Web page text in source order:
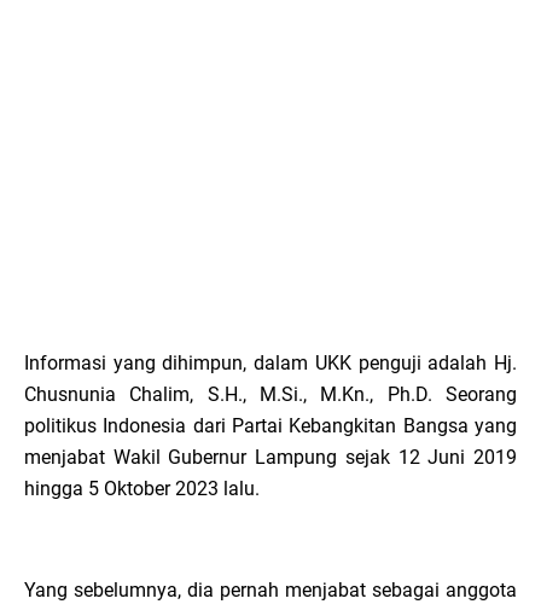
Informasi yang dihimpun, dalam UKK penguji adalah Hj.
Chusnunia Chalim, S.H., M.Si., M.Kn., Ph.D. Seorang
politikus Indonesia dari Partai Kebangkitan Bangsa yang
menjabat Wakil Gubernur Lampung sejak 12 Juni 2019
hingga 5 Oktober 2023 lalu.
Yang sebelumnya, dia pernah menjabat sebagai anggota